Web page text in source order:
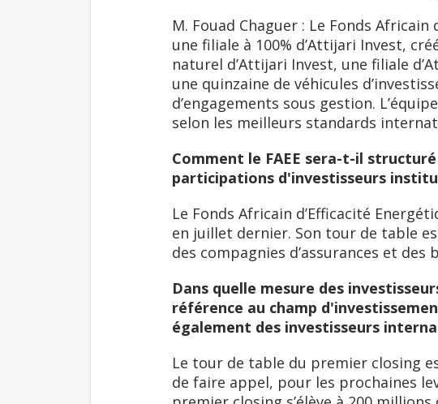
M. Fouad Chaguer : Le Fonds
une filiale à 100% d’Attijari Invest,
naturel d’Attijari Invest, une filiale
une quinzaine de véhicules
d’engagements sous gestion.
selon les meilleurs standards
Comment le FAEE sera-t-il
participations d'investisseurs
Le Fonds Africain d’Efficacité
en juillet dernier. Son tour de table
des compagnies d’assurances et des
Dans quelle mesure des
référence au champ
également des investisseurs
Le tour de table du premier closing
de faire appel, pour les prochaines